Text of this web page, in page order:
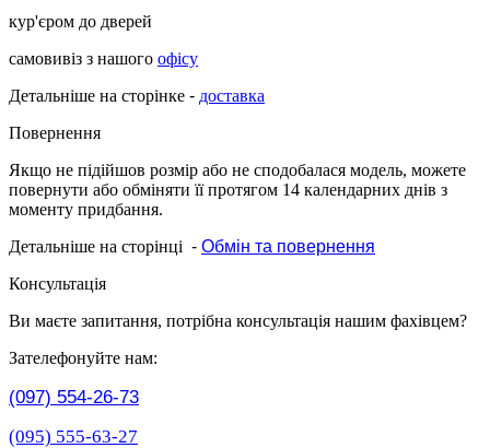
кур'єром до дверей
самовивіз з нашого офісу
Детальніше на сторінке - доставка
Повернення
Якщо не підійшов розмір або не сподобалася модель, можете
повернути або обміняти її протягом 14 календарних днів з
моменту придбання.
Детальніше на сторінці - Обмін та повернення
Консультація
Ви маєте запитання, потрібна консультація нашим фахівцем?
Зателефонуйте нам:
(097) 554-26-73
(095) 555-63-27